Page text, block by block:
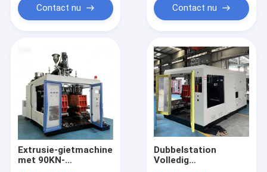
Contact nu Contact nu
Extrusie-gietmachine
met 90KN-
Dubbelstation
Volledig